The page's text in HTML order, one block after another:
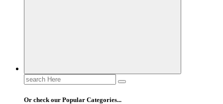
Search
for:
Or check our Popular Categories...